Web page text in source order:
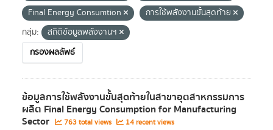
Final Energy Consumtion
การใช้พลังงานขั้นสุดท้าย
กลุ่ม:
สถิติข้อมูลพลังงานฯ
กรองผลลัพธ์
ข้อมูลการใช้พลังงานขั้นสุดท้ายในสาขาอุตสาหกรรมการ
ผลิต Final Energy Consumption for Manufacturing
Sector 763 total views 14 recent views